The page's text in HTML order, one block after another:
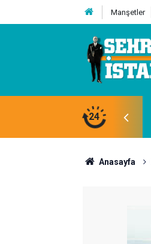
Manşetler
24
Anasayfa